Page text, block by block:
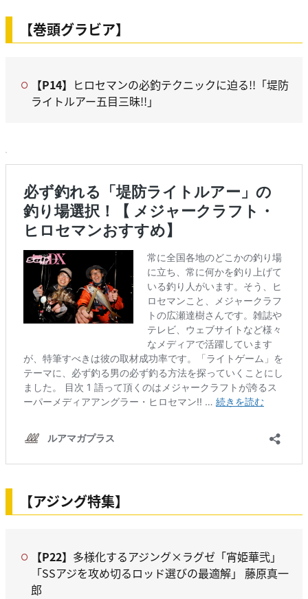
【巻頭グラビア】
【P14】 ヒロセマンの必釣テクニックに迫る!!「堤防
ライトルアー五目三昧!!」
【アジング特集】
【P22】 多様化するアジング×ラグゼ「宵姫華弐」
「SSアジを攻め切るロッド選びの最適解」 藤原真一
郎